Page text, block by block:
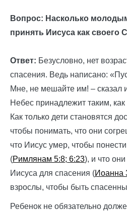
Вопрос: Насколько
принять Иисуса как своего
Ответ: Безусловно, нет
спасения. Ведь написано:
Мне, не мешайте им! – сказал
Небес принадлежит таким, как
Как только дети становятся
чтобы понимать, что они
что Иисус умер, чтобы
(Римлянам 5:8; 6:23), и что
Иисуса для спасения (Иоанна
взрослы, чтобы быть
Ребенок не обязательно